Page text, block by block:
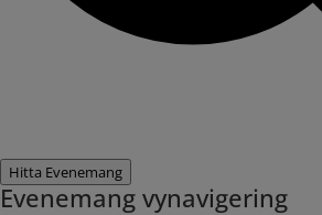
Hitta Evenemang
Evenemang vynavigering